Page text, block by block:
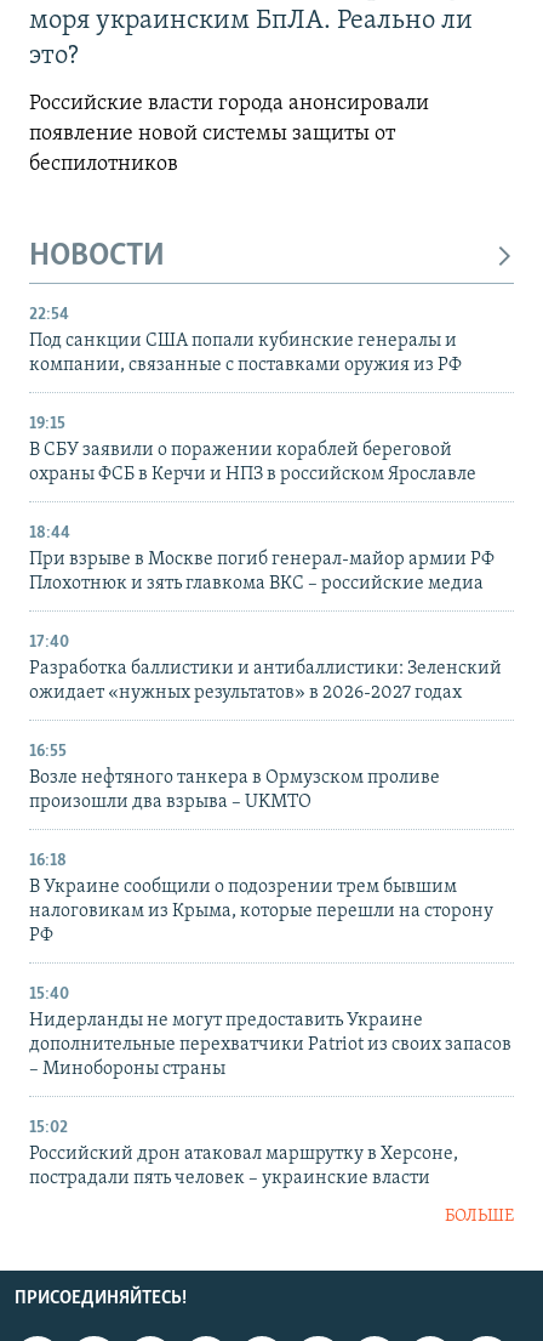
моря украинским БпЛА. Реально ли
это?
Российские власти города анонсировали
появление новой системы защиты от
беспилотников
НОВОСТИ
22:54
Под санкции США попали кубинские генералы и
компании, связанные с поставками оружия из РФ
19:15
В СБУ заявили о поражении кораблей береговой
охраны ФСБ в Керчи и НПЗ в российском Ярославле
18:44
При взрыве в Москве погиб генерал-майор армии РФ
Плохотнюк и зять главкома ВКС – российские медиа
17:40
Разработка баллистики и антибаллистики: Зеленский
ожидает «нужных результатов» в 2026-2027 годах
16:55
Возле нефтяного танкера в Ормузском проливе
произошли два взрыва – UKMTO
16:18
В Украине сообщили о подозрении трем бывшим
налоговикам из Крыма, которые перешли на сторону
РФ
15:40
Нидерланды не могут предоставить Украине
дополнительные перехватчики Patriot из своих запасов
– Минобороны страны
15:02
Российский дрон атаковал маршрутку в Херсоне,
пострадали пять человек – украинские власти
БОЛЬШЕ
ПРИСОЕДИНЯЙТЕСЬ!